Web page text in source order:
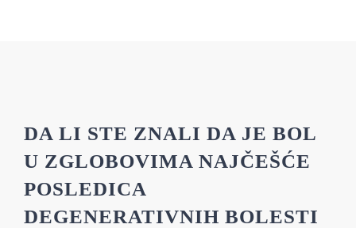
DA LI STE ZNALI DA JE BOL
U ZGLOBOVIMA NAJČEŠĆE
POSLEDICA
DEGENERATIVNIH BOLESTI